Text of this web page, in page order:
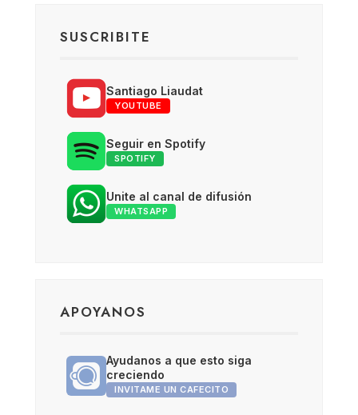
SUSCRIBITE
Santiago Liaudat
YOUTUBE
Seguir en Spotify
SPOTIFY
Unite al canal de difusión
WHATSAPP
APOYANOS
Ayudanos a que esto siga
creciendo
INVITAME UN CAFECITO